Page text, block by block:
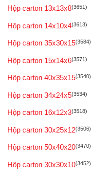
Hộp carton 13x13x8(3651)
Hộp carton 14x10x4(3613)
Hộp carton 35x30x15(3584)
Hộp carton 15x14x6(3571)
Hộp carton 40x35x15(3540)
Hộp carton 34x24x5(3534)
Hộp carton 16x12x3(3518)
Hộp carton 30x25x12(3506)
Hộp carton 50x40x20(3470)
Hộp carton 30x30x10(3452)